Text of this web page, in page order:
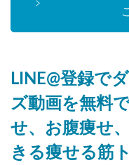
LINE@登録で
ズ動画を無料
せ、お腹痩せ
きる痩せる筋